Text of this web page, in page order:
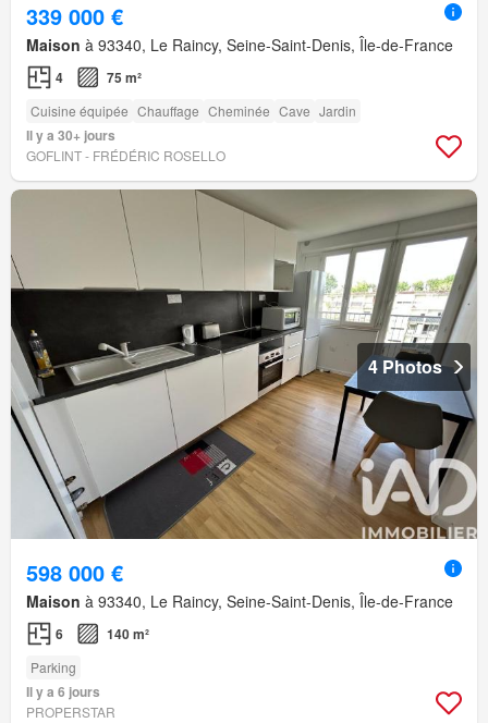
339 000 €
Maison à 93340, Le Raincy, Seine-Saint-Denis, Île-de-France
4 75 m²
Cuisine équipée Chauffage Cheminée Cave Jardin
Il y a 30+ jours
GOFLINT - FRÉDÉRIC ROSELLO
4 Photos
598 000 €
Maison à 93340, Le Raincy, Seine-Saint-Denis, Île-de-France
6 140 m²
Parking
Il y a 6 jours
PROPERSTAR